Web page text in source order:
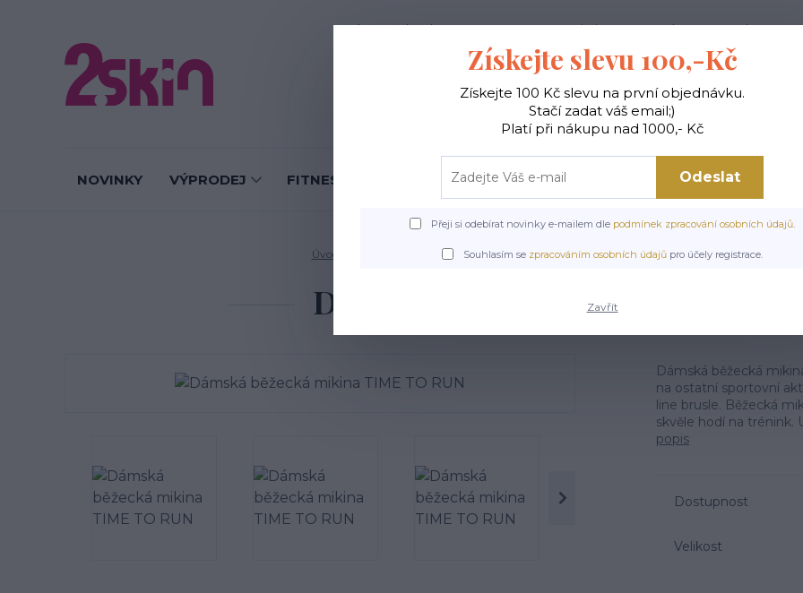
O nás Jak nakupovat Doprava a platba Kontakty Více
Hledat
NOVINKY VÝPRODEJ FITNESS LEGÍNY TOPY A TRIČKA SPORTOVNÍ PODPRSENKY
Úvod DÁMSKÉ MIKINY Dámské mikiny Dámské mikiny 2skin Dámská běžecká
Dámská běžecká mikina TIME
Dámská běžecká
na ostatní sportovní
line brusle. Běžecká
skvěle hodí na trénink.
popis
Dostupnost
Velikost
Získejte slevu 100,-Kč
Získejte 100 Kč slevu na první objednávku.
Stačí zadat váš email;)
Platí při nákupu nad 1000,- Kč
Odeslat
Přeji si odebírat novinky e-mailem dle podmínek zpracování osobních údajů.
Souhlasím se zpracováním osobních údajů pro účely registrace.
Zavřít